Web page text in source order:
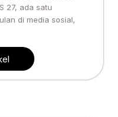
27, ada satu
di media sosial,